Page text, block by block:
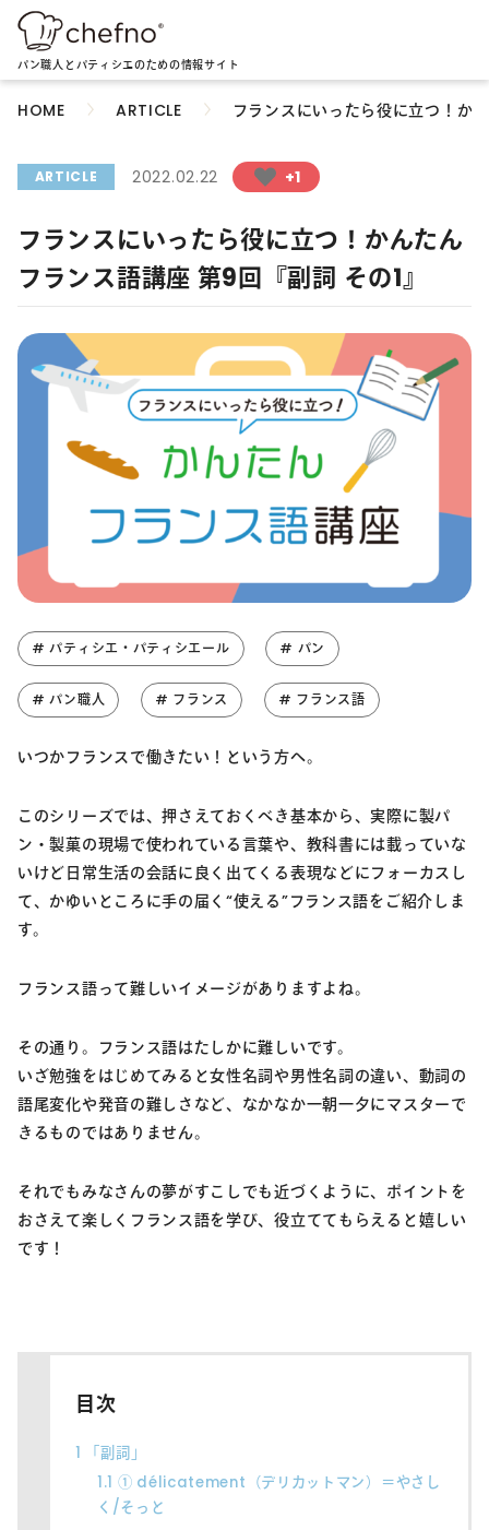
パン職人とパティシエのための情報サイト
HOME ARTICLE フランスにいったら役に立つ！か
ARTICLE 2022.02.22 +1
フランスにいったら役に立つ！かんたん
フランス語講座 第9回『副詞 その1』
# パティシエ・パティシエール # パン
# パン職人 # フランス # フランス語
いつかフランスで働きたい！という方へ。
このシリーズでは、押さえておくべき基本から、実際に製パ
ン・製菓の現場で使われている言葉や、教科書には載っていな
いけど日常生活の会話に良く出てくる表現などにフォーカスし
て、かゆいところに手の届く“使える”フランス語をご紹介しま
す。
フランス語って難しいイメージがありますよね。
その通り。フランス語はたしかに難しいです。
いざ勉強をはじめてみると女性名詞や男性名詞の違い、動詞の
語尾変化や発音の難しさなど、なかなか一朝一夕にマスターで
きるものではありません。
それでもみなさんの夢がすこしでも近づくように、ポイントを
おさえて楽しくフランス語を学び、役立ててもらえると嬉しい
です！
目次
1 「副詞」
1.1 ① délicatement（デリカットマン）＝やさし
く/そっと